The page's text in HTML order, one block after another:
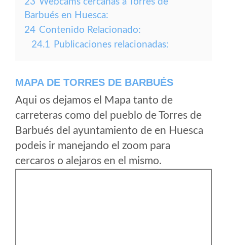
Barbués en Huesca:
24 Contenido Relacionado:
24.1 Publicaciones relacionadas:
MAPA DE TORRES DE BARBUÉS
Aqui os dejamos el Mapa tanto de
carreteras como del pueblo de Torres de
Barbués del ayuntamiento de en Huesca
podeis ir manejando el zoom para
cercaros o alejaros en el mismo.